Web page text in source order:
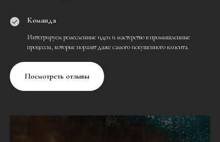
Команда
Интегрируем ремесленные идеи и мастерство в промышленные
процессы, которые поразят даже самого искушенного клиента.
Посмотреть отзывы